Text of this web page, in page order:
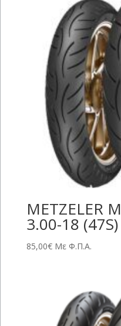
METZELER
3.00-18 (47S)
85,00€ Με Φ.Π.Α.